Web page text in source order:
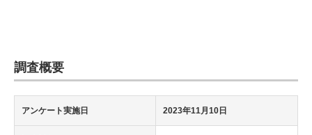
調査概要
アンケート実施日 2023年11月10日